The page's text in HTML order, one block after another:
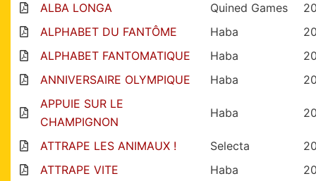
ALBA LONGA
Quined Games
ALPHABET DU FANTÔME
Haba
ALPHABET FANTOMATIQUE
Haba
ANNIVERSAIRE OLYMPIQUE
Haba
APPUIE SUR LE
CHAMPIGNON
Haba
ATTRAPE LES ANIMAUX ! Selecta
ATTRAPE VITE
Haba